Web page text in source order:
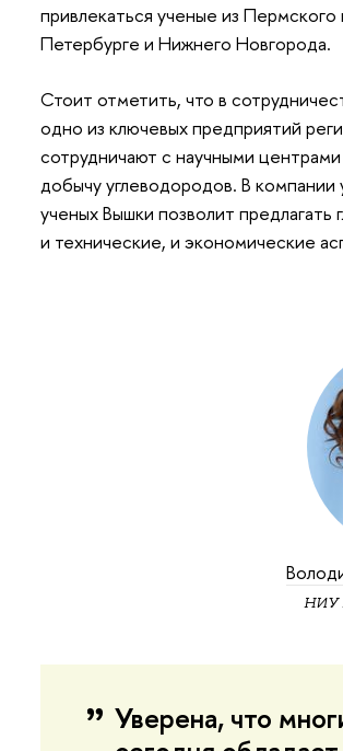
привлекаться ученые из
Петербурге и Нижнего Новгорода.
Стоит отметить, что в
одно из ключевых предприятий
сотрудничают с научными
добычу углеводородов. В
ученых Вышки позволит
и технические, и экономические
НИУ
Уверена, что